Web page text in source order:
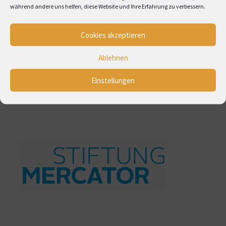
während andere uns helfen, diese Website und Ihre Erfahrung zu verbessern.
Cookies akzeptieren
Ablehnen
Einstellungen